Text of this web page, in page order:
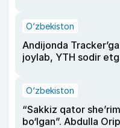
O‘zbekiston
Andijonda
joylab, YTH sodir
O‘zbekiston
“Sakkiz qator
bo‘lgan”. Abdulla